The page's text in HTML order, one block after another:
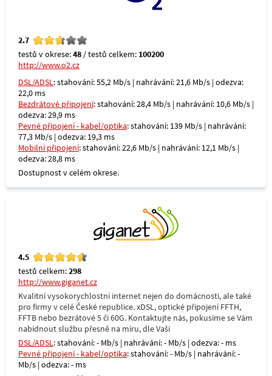
2.7
testů v okrese:48 / testů celkem: 100200
http://www.o2.cz
DSL/ADSL: stahování: 55,2 Mb/s | nahrávání: 21,6 Mb/s | odezva:
22,0 ms
Bezdrátové připojení: stahování: 28,4 Mb/s | nahrávání: 10,6 Mb/s |
odezva: 29,9 ms
Pevné připojení - kabel/optika: stahování: 139 Mb/s | nahrávání:
77,3 Mb/s | odezva: 19,3 ms
Mobilní připojení: stahování: 22,6 Mb/s | nahrávání: 12,1 Mb/s |
odezva: 28,8 ms
Dostupnost v celém okrese.
4.5
testů celkem:298
http://www.giganet.cz
Kvalitní vysokorychlostní internet nejen do domácnosti, ale také
pro firmy v celé České republice. xDSL, optické připojení FFTH,
FFTB nebo bezrátové 5 či 60G. Kontaktujte nás, pokusíme se Vám
nabídnout službu přesně na míru, dle Vaši
DSL/ADSL: stahování: - Mb/s | nahrávání: - Mb/s | odezva: - ms
Pevné připojení - kabel/optika: stahování: - Mb/s | nahrávání: -
Mb/s | odezva: - ms